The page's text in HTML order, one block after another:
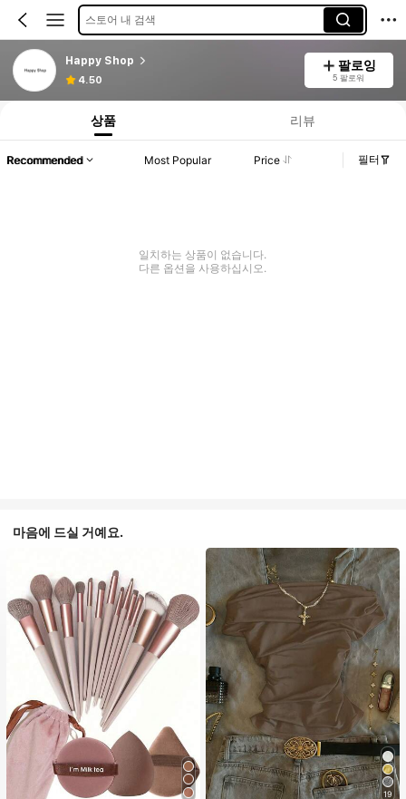
스토어 내 검색
Happy Shop
4.50
팔로잉
5 팔로워
상품 리뷰
Recommended Most Popular Price 필터
일치하는 상품이 없습니다.
다른 옵션을 사용하십시오.
마음에 드실 거예요.
19